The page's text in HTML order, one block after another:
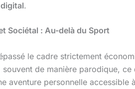
.
Sociétal : Au-delà du Sport
le cadre strictement
souvent de manière parodique,
aventure personnelle